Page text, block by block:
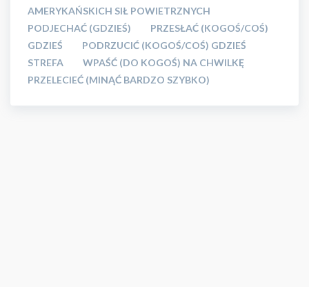
AMERYKAŃSKICH SIŁ POWIETRZNYCH
PODJECHAĆ (GDZIEŚ)
PRZESŁAĆ (KOGOŚ/COŚ)
GDZIEŚ
PODRZUCIĆ (KOGOŚ/COŚ) GDZIEŚ
STREFA
WPAŚĆ (DO KOGOŚ) NA CHWILKĘ
PRZELECIEĆ (MINĄĆ BARDZO SZYBKO)